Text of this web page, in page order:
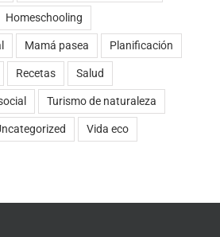
Homeschooling
Mamá pasea Planificación
Recetas Salud
Turismo de naturaleza
Vida eco